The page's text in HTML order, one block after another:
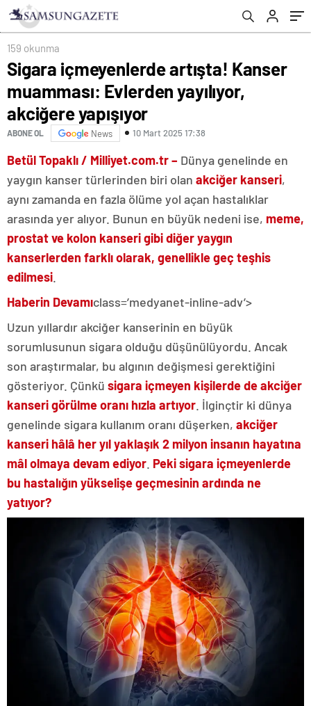
yapışıyor
159 okunma
Sigara içmeyenlerde artışta! Kanser
muamması: Evlerden yayılıyor,
akciğere yapışıyor
ABONE OL News 10 Mart 2025 17:38
Betül Topaklı / Milliyet.com.tr – Dünya genelinde en
yaygın kanser türlerinden biri olan akciğer kanseri,
aynı zamanda en fazla ölüme yol açan hastalıklar
arasında yer alıyor. Bunun en büyük nedeni ise, meme,
prostat ve kolon kanseri gibi diğer yaygın
kanserlerden farklı olarak, genellikle geç teşhis
edilmesi
Haberin Devamıclass=’medyanet-inline-adv’>
Uzun yıllardır akciğer kanserinin en büyük
sorumlusunun sigara olduğu düşünülüyordu. Ancak
son araştırmalar, bu algının değişmesi gerektiğini
gösteriyor. Çünkü sigara içmeyen kişilerde de akciğer
kanseri görülme oranı hızla artıyor . İlginçtir ki dünya
genelinde sigara kullanım oranı düşerken, akciğer
kanseri hâlâ her yıl yaklaşık 2 milyon insanın hayatına
mâl olmaya devam ediyor Peki sigara içmeyenlerde
bu hastalığın yükselişe geçmesinin ardında ne
yatıyor?
kaÃ§tÄ±m